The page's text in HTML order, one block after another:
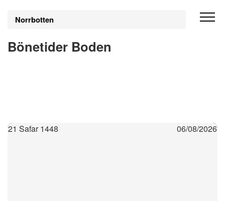
Norrbotten
Bönetider Boden
21 Safar 1448 06/08/2026